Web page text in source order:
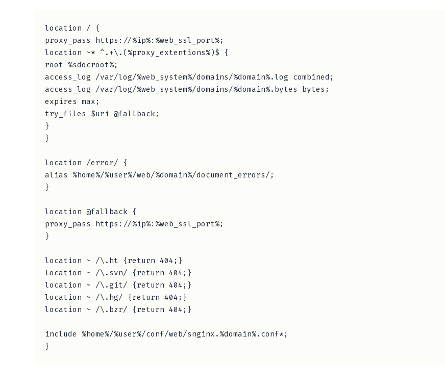
location / {
proxy_pass https://%ip%:%web_ssl_port%;
location ~* ^.+\.(%proxy_extentions%)$ {
root %sdocroot%;
access_log /var/log/%web_system%/domains/%domain%.log combined;
access_log /var/log/%web_system%/domains/%domain%.bytes bytes;
expires max;
try_files $uri @fallback;
}
}
location /error/ {
alias %home%/%user%/web/%domain%/document_errors/;
}
location @fallback {
proxy_pass https://%ip%:%web_ssl_port%;
}
location ~ /\.ht {return 404;}
location ~ /\.svn/ {return 404;}
location ~ /\.git/ {return 404;}
location ~ /\.hg/ {return 404;}
location ~ /\.bzr/ {return 404;}
include %home%/%user%/conf/web/snginx.%domain%.conf*;